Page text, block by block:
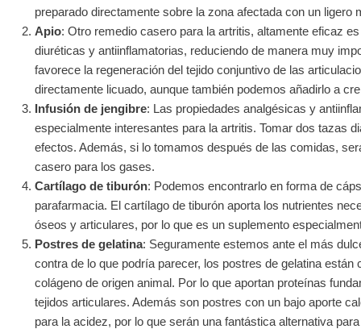
preparado directamente sobre la zona afectada con un ligero
Apio: Otro remedio casero para la artritis, altamente eficaz
diuréticas y antiinflamatorias, reduciendo de manera muy
favorece la regeneración del tejido conjuntivo de las
directamente licuado, aunque también podemos añadirlo a
Infusión de jengibre: Las propiedades analgésicas y
especialmente interesantes para la artritis. Tomar dos tazas
efectos. Además, si lo tomamos después de las comidas,
casero para los gases.
Cartílago de tiburón: Podemos encontrarlo en forma de
parafarmacia. El cartílago de tiburón aporta los nutrientes
óseos y articulares, por lo que es un suplemento
Postres de gelatina: Seguramente estemos ante el más
contra de lo que podría parecer, los postres de gelatina
colágeno de origen animal. Por lo que aportan proteínas
tejidos articulares. Además son postres con un bajo aporte
para la acidez, por lo que serán una fantástica alternativa